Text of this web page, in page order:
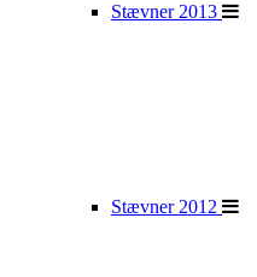
Stævner 2013
Stævner 2012